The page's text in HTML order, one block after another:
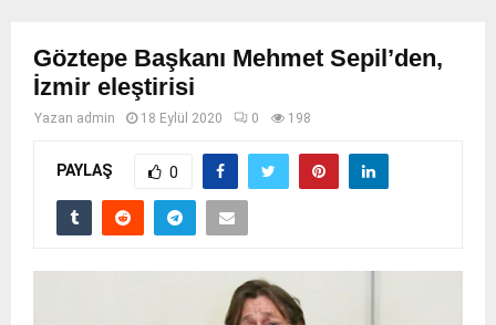
Göztepe Başkanı Mehmet Sepil’den,
İzmir eleştirisi
Yazan admin 18 Eylül 2020 0 198
PAYLAŞ 0